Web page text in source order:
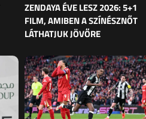
ZENDAYA ÉVE LESZ 2026: 5+1
FILM, AMIBEN A SZÍNÉSZNŐT
LÁTHATJUK JÖVŐRE